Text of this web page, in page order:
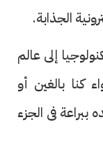
الجذابة.
إلى عالم
كنا بالغين أو
ببراعة فى الجزء